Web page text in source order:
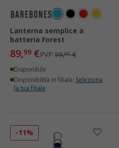
Lanterna semplice a
batteria Forest
89,99 €PVP 99,00€
Disponibile
Disponibilità in filiale: Seleziona
la tua filiale
-11%